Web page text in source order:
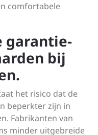
comfortabele
garantie-
bij
het risico dat de
beperkter zijn in
Fabrikanten van
minder uitgebreide